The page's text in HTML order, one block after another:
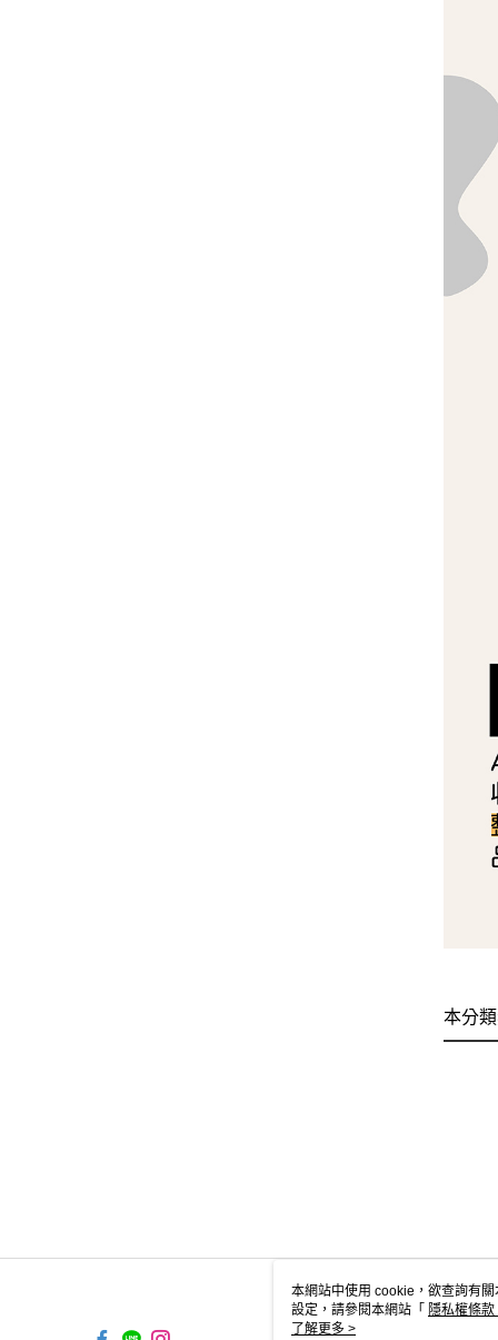
本分
本網站中使用 cookie，欲查詢有
設定，請參閱本網站「 隱私權條款
使用 cookie。
了解更多 >